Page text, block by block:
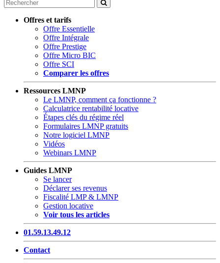
Offres et tarifs
Offre Essentielle
Offre Intégrale
Offre Prestige
Offre Micro BIC
Offre SCI
Comparer les offres
Ressources LMNP
Le LMNP, comment ça fonctionne ?
Calculatrice rentabilité locative
Étapes clés du régime réel
Formulaires LMNP gratuits
Notre logiciel LMNP
Vidéos
Webinars LMNP
Guides LMNP
Se lancer
Déclarer ses revenus
Fiscalité LMP & LMNP
Gestion locative
Voir tous les articles
01.59.13.49.12
Contact